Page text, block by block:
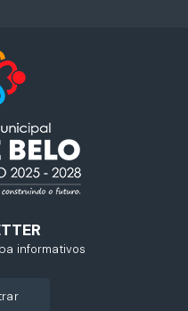
informativos